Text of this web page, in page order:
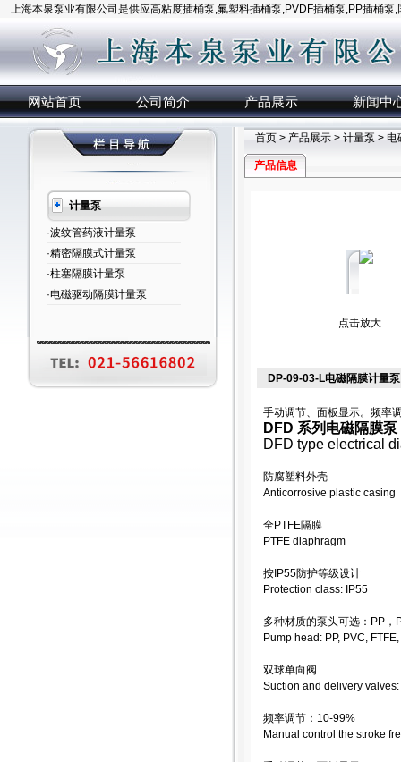
上海本泉泵业有限公司是供应高粘度插桶泵,氟塑料插桶泵,PVDF插桶泵,PP插桶泵
网站首页 公司简介 产品展示 新闻中
计量泵
·波纹管药液计量泵
·精密隔膜式计量泵
·柱塞隔膜计量泵
·电磁驱动隔膜计量泵
首页 > 产品展示 > 计量泵 > 电
产品信息
点击放大
DP-09-03-L电磁隔膜计量
手动调节、面板显示。频率
DFD 系列电磁隔膜泵
DFD type electrical
防腐塑料外壳
Anticorrosive plastic casing
全PTFE隔膜
PTFE diaphragm
按IP55防护等级设计
Protection class: IP55
多种材质的泵头可选：PP，
Pump head: PP, PVC,
双球单向阀
Suction and delivery
频率调节：10-99%
Manual control the stroke